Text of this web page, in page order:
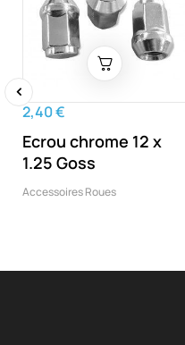
2,40 €
Ecrou chrome 12 x
1.25 Goss
Accessoires Roues
‹